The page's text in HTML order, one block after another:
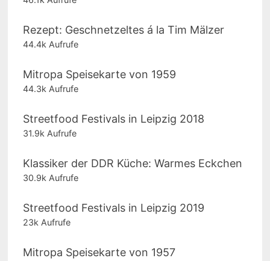
Rezept: Geschnetzeltes á la Tim Mälzer
44.4k Aufrufe
Mitropa Speisekarte von 1959
44.3k Aufrufe
Streetfood Festivals in Leipzig 2018
31.9k Aufrufe
Klassiker der DDR Küche: Warmes Eckchen
30.9k Aufrufe
Streetfood Festivals in Leipzig 2019
23k Aufrufe
Mitropa Speisekarte von 1957